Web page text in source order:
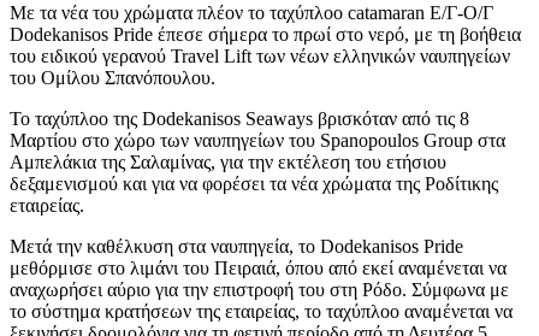
Με τα νέα του χρώματα πλέον το ταχύπλοο catamaran Ε/Γ-Ο/Γ
Dodekanisos Pride έπεσε σήμερα το πρωί στο νερό, με τη βοήθεια
του ειδικού γερανού Travel Lift των νέων ελληνικών ναυπηγείων
του Ομίλου Σπανόπουλου.
Το ταχύπλοο της Dodekanisos Seaways βρισκόταν από τις 8
Μαρτίου στο χώρο των ναυπηγείων του Spanopoulos Group στα
Αμπελάκια της Σαλαμίνας, για την εκτέλεση του ετήσιου
δεξαμενισμού και για να φορέσει τα νέα χρώματα της Ροδίτικης
εταιρείας.
Μετά την καθέλκυση στα ναυπηγεία, το Dodekanisos Pride
μεθόρμισε στο λιμάνι του Πειραιά, όπου από εκεί αναμένεται να
αναχωρήσει αύριο για την επιστροφή του στη Ρόδο. Σύμφωνα με
το σύστημα κρατήσεων της εταιρείας, το ταχύπλοο αναμένεται να